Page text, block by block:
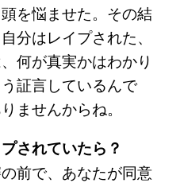
を悩ませた。その結
分はレイプされた、
何が真実かはわかり
証言しているんで
ませんからね。
されていたら？
前で、あなたが同意